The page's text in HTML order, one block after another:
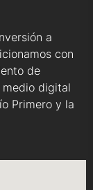
a
con
de
medio digital
Primero y la